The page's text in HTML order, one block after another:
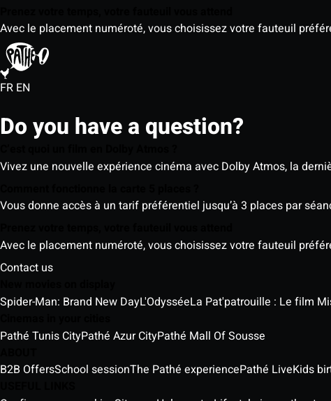
Avec le placement numéroté, vous choisissez votre fauteuil
FR EN
Do you have a question?
Vivez une nouvelle expérience cinéma avec Dolby Atmos, la
Vous donne accès à un tarif préférentiel jusqu’à 3 places par
Avec le placement numéroté, vous choisissez votre fauteuil
Contact us
Spider-Man: Brand New DayL'OdysséeLa Pat'patrouille : Le film
Pathé Tunis CityPathé Azur CityPathé Mall Of Sousse
B2B OffersSchool sessionThe Pathé experiencePathé LiveKids